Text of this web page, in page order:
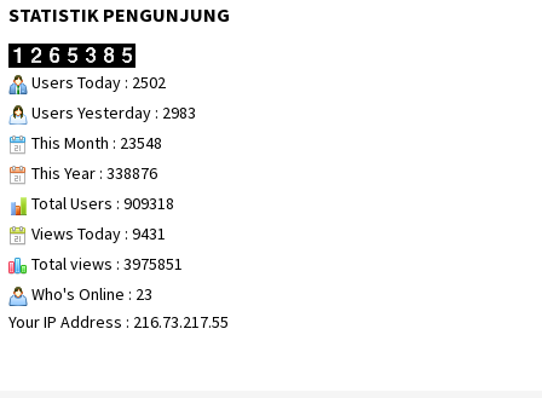
STATISTIK PENGUNJUNG
Users Today : 2502
Users Yesterday : 2983
This Month : 23548
This Year : 338876
Total Users : 909318
Views Today : 9431
Total views : 3975851
Who's Online : 23
Your IP Address : 216.73.217.55